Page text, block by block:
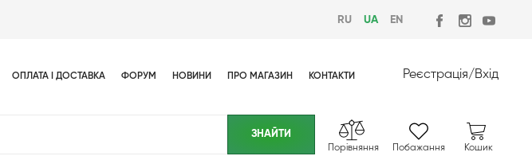
RU UA EN
ОПЛАТА І ДОСТАВКА ФОРУМ НОВИНИ ПРО МАГАЗИН КОНТАКТИ Реєстрація/Вхід
Порівняння Побажання Кошик